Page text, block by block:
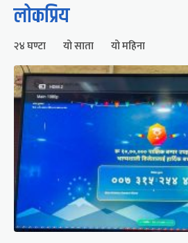
लोकप्रिय
२४ घण्टा यो साता यो महिना